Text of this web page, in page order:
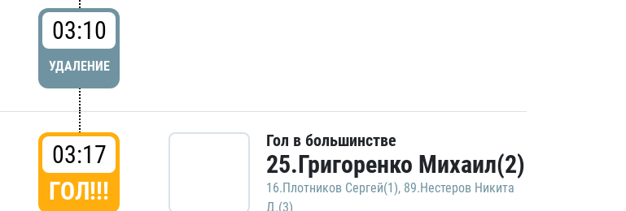
03:10
УДАЛЕНИЕ
03:17
ГОЛ!!!
Гол в большинстве
25.Григоренко Михаил(2)
16.Плотников Сергей(1), 89.Нестеров Никита
Д.(3)